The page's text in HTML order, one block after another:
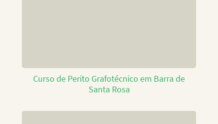
Curso de Perito Grafotécnico em Barra de
Santa Rosa